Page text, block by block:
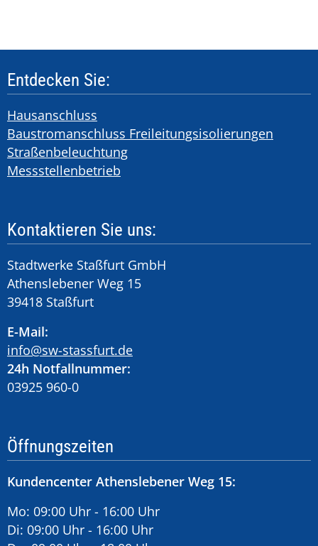
Entdecken Sie:
Hausanschluss
Baustromanschluss Freileitungsisolierungen
Straßenbeleuchtung
Messstellenbetrieb
Kontaktieren Sie uns:
Stadtwerke Staßfurt GmbH
Athenslebener Weg 15
39418 Staßfurt
E-Mail:
info@sw-stassfurt.de
24h Notfallnummer:
03925 960-0
Öffnungszeiten
Kundencenter Athenslebener Weg 15:
Mo: 09:00 Uhr - 16:00 Uhr
Di: 09:00 Uhr - 16:00 Uhr